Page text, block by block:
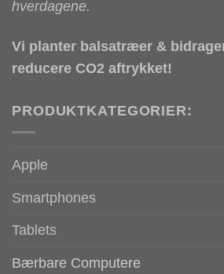
hverdagene.
Vi planter balsatræer &
reducere CO2 aftrykket!
PRODUKTKATEGORIER:
Apple
Smartphones
Tablets
Bærbare Computere